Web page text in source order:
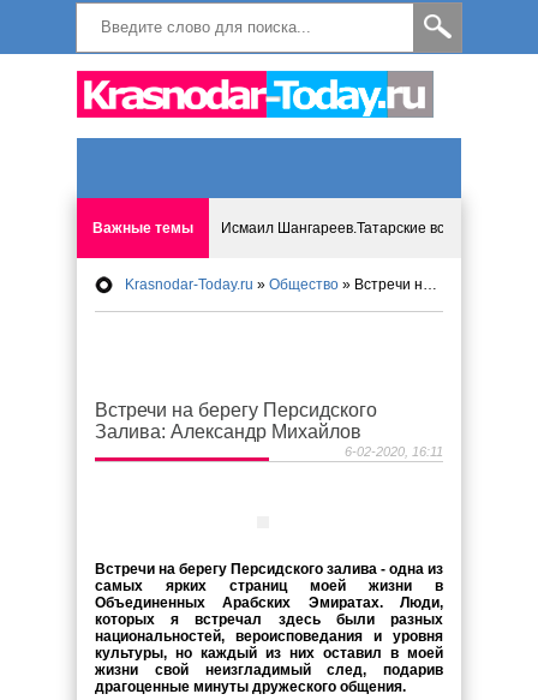
Важные темы Исмаил Шангареев.Татарские встречи на
Программа «Мир без слёз» впервые в Анапе:
Исмагил Шангареев. В поисках внутренней
Krasnodar-Today.ru » Общество » Встречи на берегу Персидского Залива: Александр Михайлов
Встречи на берегу Персидского
Залива: Александр Михайлов
6-02-2020, 16:11
Встречи на берегу Персидского залива - одна из
самых ярких страниц моей жизни в
Объединенных Арабских Эмиратах. Люди,
которых я встречал здесь были разных
национальностей, вероисповедания и уровня
культуры, но каждый из них оставил в моей
жизни свой неизгладимый след, подарив
драгоценные минуты дружеского общения.